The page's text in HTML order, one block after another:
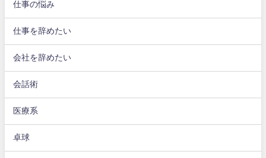
仕事の悩み
仕事を辞めたい
会社を辞めたい
会話術
医療系
卓球